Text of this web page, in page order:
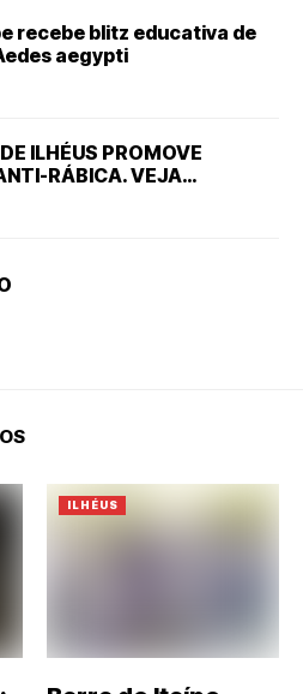
recebe blitz educativa de
aegypti
ILHÉUS PROMOVE
RÁBICA. VEJA
ILHÉUS